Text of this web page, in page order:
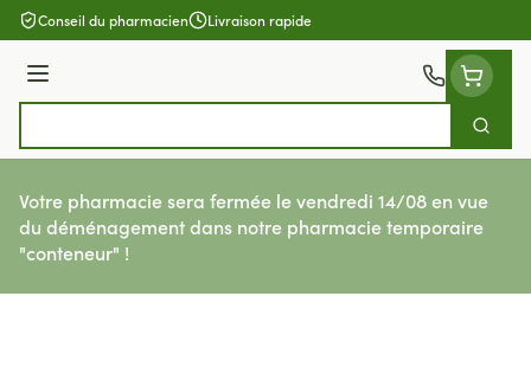
Aller au contenu
Conseil du pharmacien Livraison rapide
Menu
Votre pharmacie sera fermée le vendredi 14/08 en vue
du déménagement dans notre pharmacie temporaire
"conteneur" !